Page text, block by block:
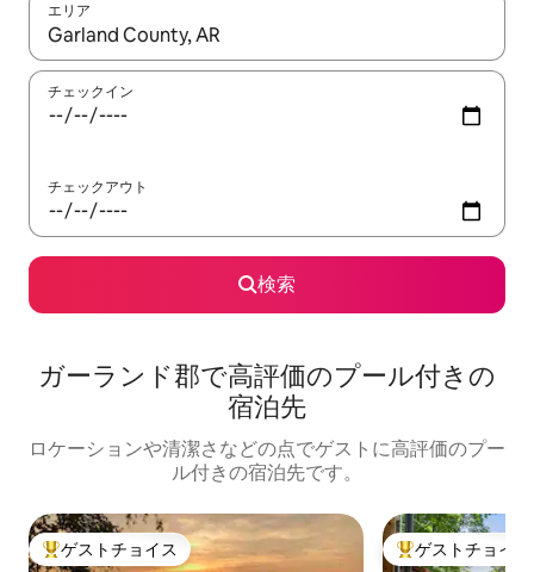
エリア
検索結果が表示されたら、上下の矢印キーを使って移動するか
チェックイン
チェックアウト
検索
ガーランド郡で高評価のプール付きの
宿泊先
ロケーションや清潔さなどの点でゲストに高評価のプー
ル付きの宿泊先です。
大好評のゲストチョイスです。
ゲストチョイス 大好評のゲスト
ゲストチョイス